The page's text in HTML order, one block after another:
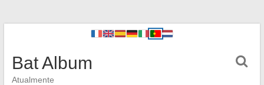
Bat Album
Atualmente